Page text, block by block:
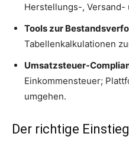
Herstellungs-, Versand-
Tools zur
Tabellenkalkulationen
Umsatzsteuer-
Einkommensteuer;
umgehen.
Der richtige